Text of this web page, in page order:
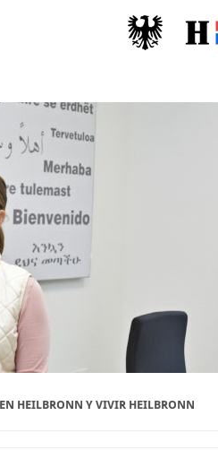
HEILBRONN Y VIVIR HEILBRONN